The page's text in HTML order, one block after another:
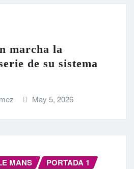
marcha la
de su sistema
May 5, 2026
MANS PORTADA 1